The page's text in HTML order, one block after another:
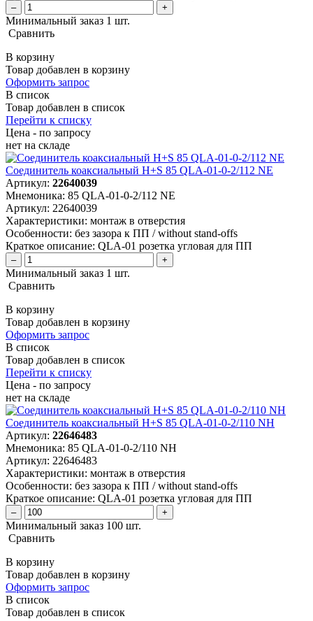
– +
Минимальный заказ 1 шт.
Сравнить
В корзину
Товар добавлен в корзину
Оформить запрос
В список
Товар добавлен в список
Перейти к списку
Цена - по запросу
нет на складе
Соединитель коаксиальный H+S 85 QLA-01-0-2/112 NE
Артикул: 22640039
Мнемоника: 85 QLA-01-0-2/112 NE
Артикул: 22640039
Характеристики: монтаж в отверстия
Особенности: без зазора к ПП / without stand-offs
Краткое описание: QLA-01 розетка угловая для ПП
– +
Минимальный заказ 1 шт.
Сравнить
В корзину
Товар добавлен в корзину
Оформить запрос
В список
Товар добавлен в список
Перейти к списку
Цена - по запросу
нет на складе
Соединитель коаксиальный H+S 85 QLA-01-0-2/110 NH
Артикул: 22646483
Мнемоника: 85 QLA-01-0-2/110 NH
Артикул: 22646483
Характеристики: монтаж в отверстия
Особенности: без зазора к ПП / without stand-offs
Краткое описание: QLA-01 розетка угловая для ПП
– +
Минимальный заказ 100 шт.
Сравнить
В корзину
Товар добавлен в корзину
Оформить запрос
В список
Товар добавлен в список